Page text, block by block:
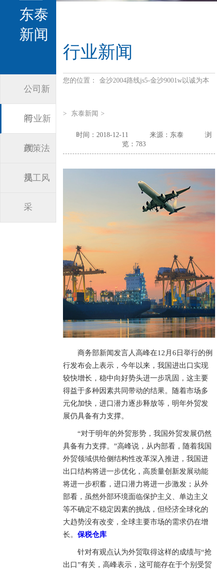
东泰
新闻
公司新
闻
行业新
闻
政策法
规
员工风
采
行业新闻
您的位置： 金沙2004路线js5-金沙9001w以诚为本
> 东泰新闻 >
时间：2018-12-11 来源：东泰
浏
览：783
商务部新闻发言人高峰在12月6日举行的例
行发布会上表示，今年以来，我国进出口实现
较快增长，稳中向好势头进一步巩固，这主要
得益于多种因素共同带动的结果。随着市场多
元化加快，进口潜力逐步释放等，明年外贸发
展仍具备有力支撑。
“对于明年的外贸形势，我国外贸发展仍然
具备有力支撑。”高峰说，从内部看，随着我国
外贸领域供给侧结构性改革深入推进，我国进
出口结构将进一步优化，高质量创新发展动能
将进一步积蓄，进口潜力将进一步激发；从外
部看，虽然外部环境面临保护主义、单边主义
等不确定不稳定因素的挑战，但经济全球化的
大趋势没有改变，全球主要市场的需求仍在增
长。 保税仓库
针对有观点认为外贸取得这样的成绩与“抢
出口”有关，高峰表示，这可能存在于个别受贸